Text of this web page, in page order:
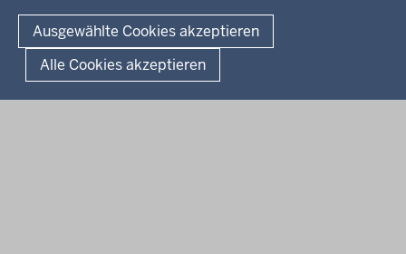
Ausgewählte Cookies akzeptieren
Alle Cookies akzeptieren
Fußzeile
Impressum Datenschutz